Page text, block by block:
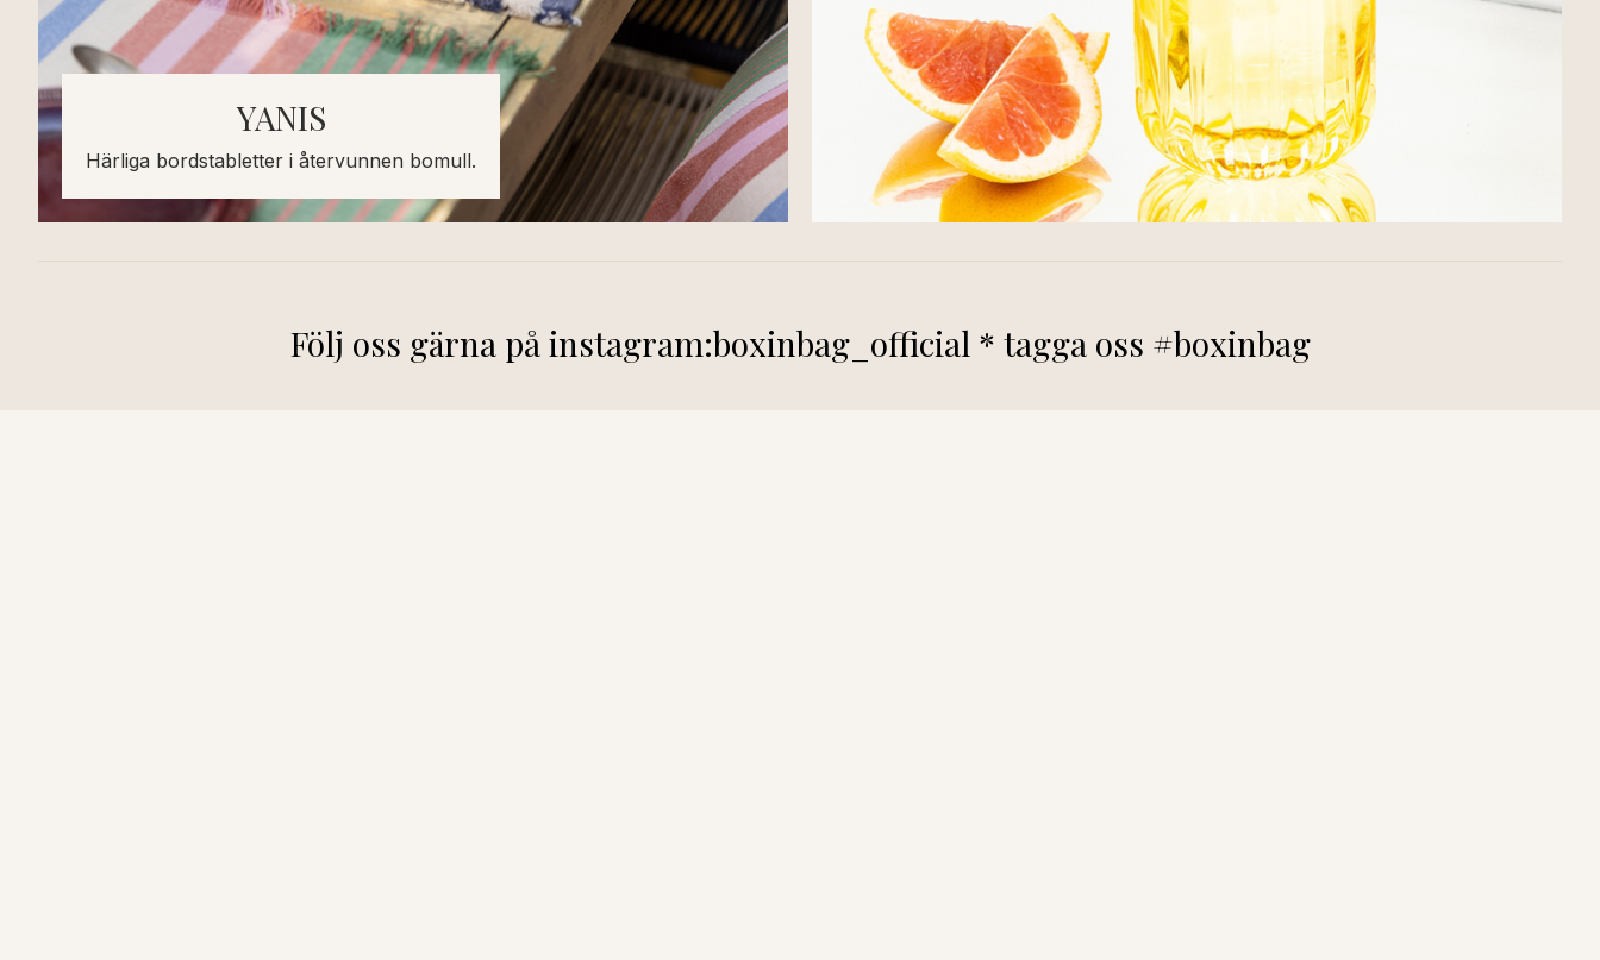
YANIS
Härliga bordstabletter i återvunnen bomull.
Följ oss gärna på instagram:boxinbag_official * tagga oss #boxinbag